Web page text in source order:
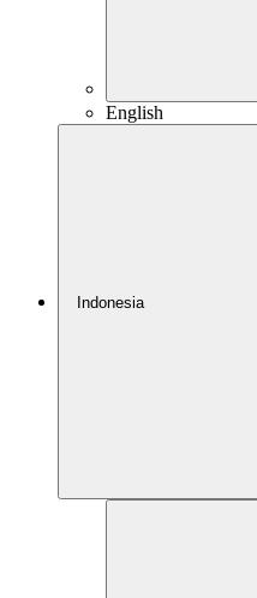
English
Indonesia